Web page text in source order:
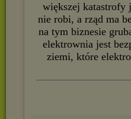
większej katastrofy
nie robi, a rząd ma
na tym biznesie
elektrownia jest
ziemi, które